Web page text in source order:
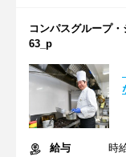
コンパスグループ
63_p
給与
時